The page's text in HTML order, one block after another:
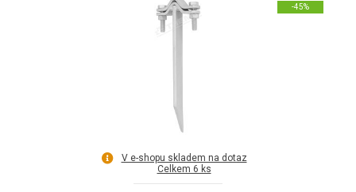
-45%
V e-shopu skladem na dotaz
Celkem 6 ks